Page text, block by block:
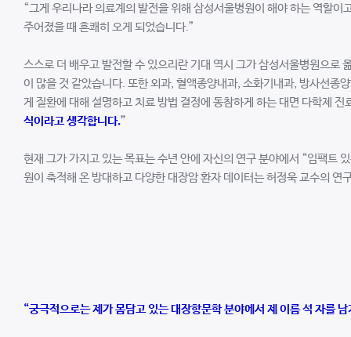
“그게 우리나라 의료계의 발전을 위해 삼성서울병원이 해야 하는 역할
주어졌을 때 흔쾌히 오게 되었습니다.”
스스로 더 배우고 발전할 수 있으리란 기대 역시 그가 삼성서울병원으로
이 많을 것 같았습니다. 또한 외과, 혈액종양내과, 소화기내과, 방사선
게 질환에 대해 설명하고 치료 방법 결정에 동참하게 하는 대면 다학제
식이라고 생각합니다.”
현재 그가 가지고 있는 목표는 수년 안에 자신의 연구 분야에서 “임팩트
원이 축적해 온 방대하고 다양한 대장암 환자 데이터는 허정욱 교수의 연
“궁극적으로는 제가 몸담고 있는 대장항문학 분야에서 제 이름 석 자를